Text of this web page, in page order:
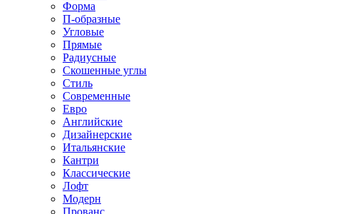
Форма
П-образные
Угловые
Прямые
Радиусные
Скошенные углы
Стиль
Современные
Евро
Английские
Дизайнерские
Итальянские
Кантри
Классические
Лофт
Модерн
Прованс